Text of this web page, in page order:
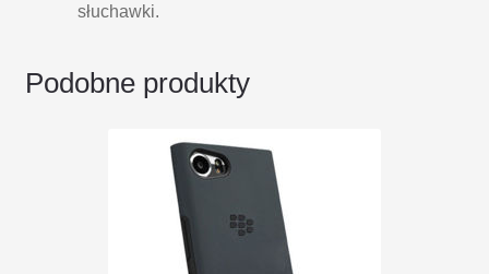
słuchawki.
Podobne produkty